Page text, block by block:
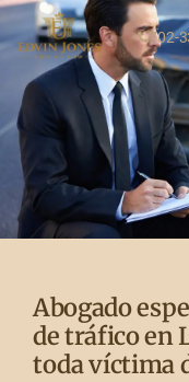
702-
Abogado
de tráfico en
toda víctima